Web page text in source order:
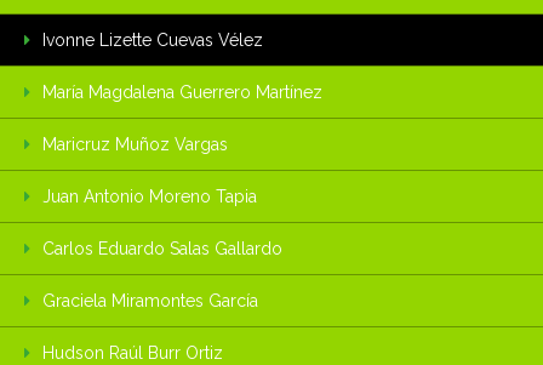
Ivonne Lizette Cuevas Vélez
María Magdalena Guerrero Martínez
Maricruz Muñoz Vargas
Juan Antonio Moreno Tapia
Carlos Eduardo Salas Gallardo
Graciela Miramontes García
Hudson Raúl Burr Ortiz